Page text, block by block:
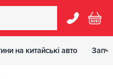
на китайські авто